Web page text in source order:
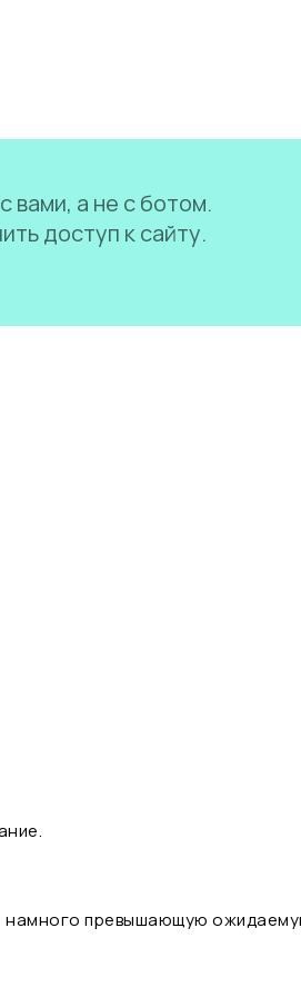
вами, а не с ботом.
доступ к сайту.
намного превышающую